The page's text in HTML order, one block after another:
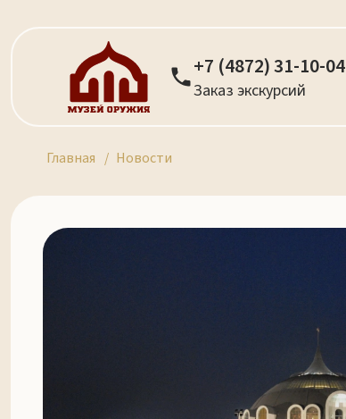
+7 (4872) 31-10-04
Заказ экскурсий
Главная Новости